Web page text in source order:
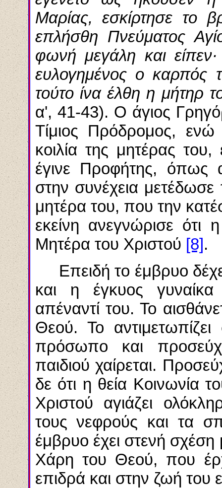
Μαρίας,εσκίρτησε το
επλήσθη Πνεύματος
φωνή μεγάλη καιείπεν
ευλογημένος ο καρπός
τούτο ίναέλθη η μήτηρ
α', 41-43). Ο άγιος
Τίμιος Πρόδρομος,
κοιλία της μητέρας
έγινε Προφήτης, όπως
στην συνέχεια
μητέρα του, που την
εκείνη ανεγνώρισε
Μητέρα του Χριστού [8].
Επειδή το έμβρυο
και η έγκυος
απέναντί του. Το
Θεού. Το
πρόσωπο και
παιδιού χαίρεται.
δε ότι η θεία Κοινωνία
Χριστού αγιάζει
τους νεφρούς και τα
έμβρυο έχει στενή σχέση
Χάρη του Θεού, που
επιδρά και στην ζωή του